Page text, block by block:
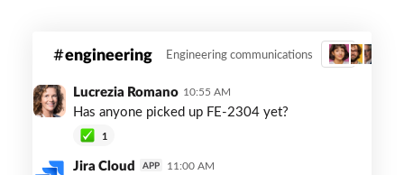
sample
bot
integration
engineering Engineering communications 3
Lucrezia Romano 10:55 AM
Has anyone picked up FE-2304 yet?
1
Jira Cloud APP 11:00 AM